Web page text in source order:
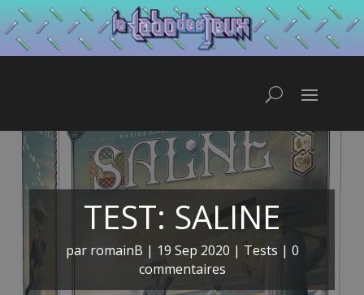
TEST: SALINE
par romainB | 19 Sep 2020 | Tests | 0
commentaires